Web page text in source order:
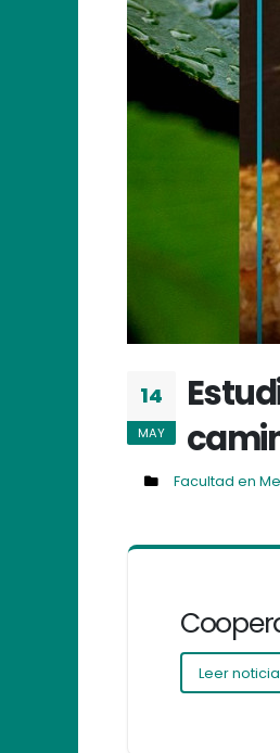
14
MAY
Facultad en
Leer noticia